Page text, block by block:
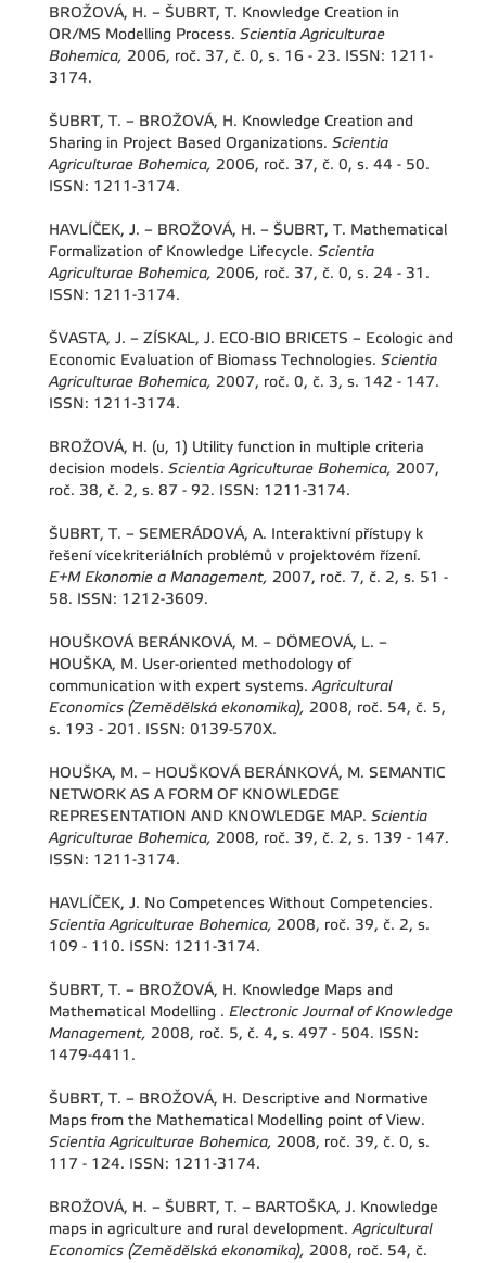
BROŽOVÁ, H. – ŠUBRT, T. Knowledge Creation in
OR/MS Modelling Process. Scientia Agriculturae
Bohemica, 2006, roč. 37, č. 0, s. 16 - 23. ISSN: 1211-
3174.
ŠUBRT, T. – BROŽOVÁ, H. Knowledge Creation and
Sharing in Project Based Organizations. Scientia
Agriculturae Bohemica, 2006, roč. 37, č. 0, s. 44 - 50.
ISSN: 1211-3174.
HAVLÍČEK, J. – BROŽOVÁ, H. – ŠUBRT, T. Mathematical
Formalization of Knowledge Lifecycle. Scientia
Agriculturae Bohemica, 2006, roč. 37, č. 0, s. 24 - 31.
ISSN: 1211-3174.
ŠVASTA, J. – ZÍSKAL, J. ECO-BIO BRICETS – Ecologic and
Economic Evaluation of Biomass Technologies. Scientia
Agriculturae Bohemica, 2007, roč. 0, č. 3, s. 142 - 147.
ISSN: 1211-3174.
BROŽOVÁ, H. (u, 1) Utility function in multiple criteria
decision models. Scientia Agriculturae Bohemica, 2007,
roč. 38, č. 2, s. 87 - 92. ISSN: 1211-3174.
ŠUBRT, T. – SEMERÁDOVÁ, A. Interaktivní přístupy k
řešení vícekriteriálních problémů v projektovém řízení.
E+M Ekonomie a Management, 2007, roč. 7, č. 2, s. 51 -
58. ISSN: 1212-3609.
HOUŠKOVÁ BERÁNKOVÁ, M. – DÖMEOVÁ, L. –
HOUŠKA, M. User-oriented methodology of
communication with expert systems.Agricultural
Economics (Zemědělská ekonomika), 2008, roč. 54, č. 5,
s. 193 - 201. ISSN: 0139-570X.
HOUŠKA, M. – HOUŠKOVÁ BERÁNKOVÁ, M. SEMANTIC
NETWORK AS A FORM OF KNOWLEDGE
REPRESENTATION AND KNOWLEDGE MAP. Scientia
Agriculturae Bohemica, 2008, roč. 39, č. 2, s. 139 - 147.
ISSN: 1211-3174.
HAVLÍČEK, J. No Competences Without Competencies.
Scientia Agriculturae Bohemica, 2008, roč. 39, č. 2, s.
109 - 110. ISSN: 1211-3174.
ŠUBRT, T. – BROŽOVÁ, H. Knowledge Maps and
Mathematical Modelling . Electronic Journal of Knowledge
Management, 2008, roč. 5, č. 4, s. 497 - 504. ISSN:
1479-4411.
ŠUBRT, T. – BROŽOVÁ, H. Descriptive and Normative
Maps from the Mathematical Modelling point of View.
Scientia Agriculturae Bohemica, 2008, roč. 39, č. 0, s.
117 - 124. ISSN: 1211-3174.
BROŽOVÁ, H. – ŠUBRT, T. – BARTOŠKA, J. Knowledge
maps in agriculture and rural development.Agricultural
Economics (Zemědělská ekonomika), 2008, roč. 54, č.